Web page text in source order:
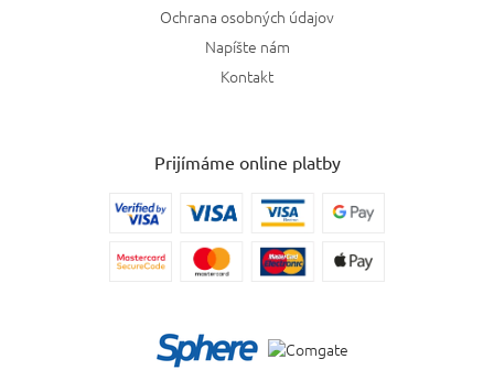
Ochrana osobných údajov
Napíšte nám
Kontakt
Prijímáme online platby